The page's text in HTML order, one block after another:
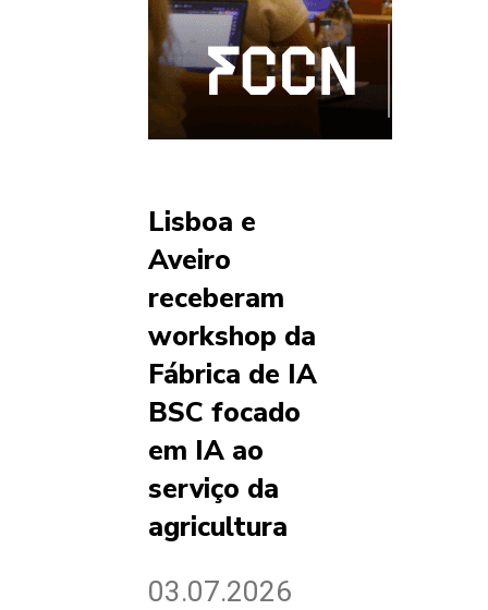
Lisboa e
Aveiro
receberam
workshop da
Fábrica de IA
BSC focado
em IA ao
serviço da
agricultura
03.07.2026